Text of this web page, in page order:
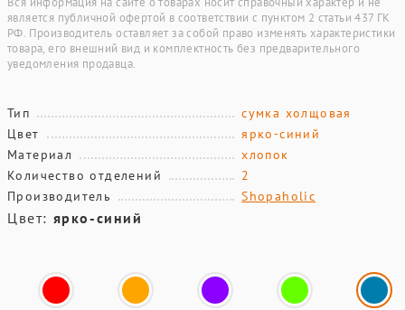
является публичной офертой в соответствии с пунктом 2 статьи 437 ГК
РФ. Производитель оставляет за собой право изменять характеристики
товара, его внешний вид и комплектность без предварительного
уведомления продавца.
Тип
сумка холщовая
Цвет
ярко-синий
Материал
хлопок
Количество отделений
2
Производитель
Shopaholic
Цвет: ярко-синий